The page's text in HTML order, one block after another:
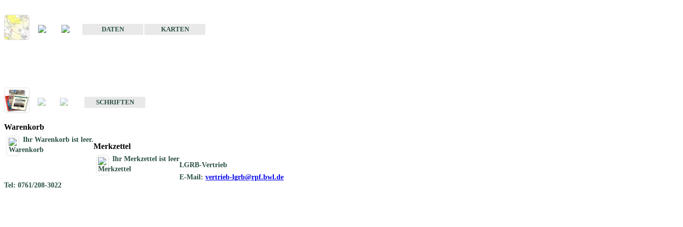
DATEN
KARTEN
SCHRIFTEN
Warenkorb
Ihr Warenkorb ist leer.
Merkzettel
Ihr Merkzettel ist leer
LGRB-Vertrieb
E-Mail: vertrieb-lgrb@rpf.bwl.de
Tel: 0761/208-3022